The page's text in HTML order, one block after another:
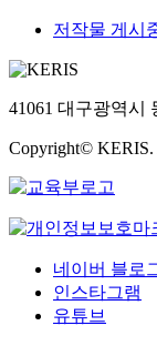
저작물 게시
41061 대구광역시
Copyright©
네이버 블로
인스타그램
유튜브